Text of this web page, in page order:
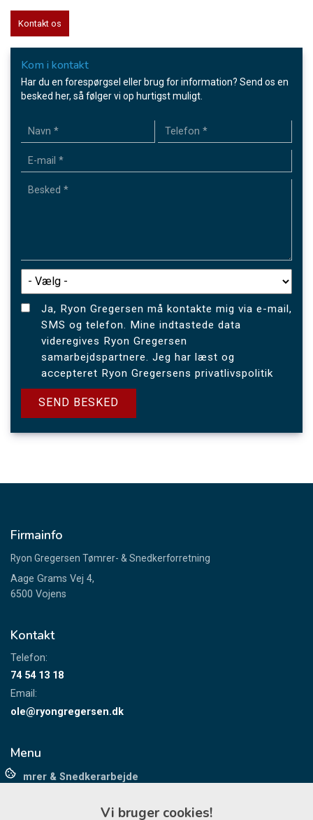
Kontakt os
Kom i kontakt
Har du en forespørgsel eller brug for information? Send os en
besked her, så følger vi op hurtigst muligt.
Ja, Ryon Gregersen må kontakte mig via e-mail,
SMS og telefon. Mine indtastede data
videregives Ryon Gregersen
samarbejdspartnere. Jeg har læst og
accepteret Ryon Gregersens privatlivspolitik
Firmainfo
Ryon Gregersen Tømrer- & Snedkerforretning
Aage Grams Vej 4,
6500 Vojens
Kontakt
Telefon:
74 54 13 18
Email:
ole@ryongregersen.dk
Menu
Tømrer & Snedkerarbejde
Energioptimering af bygninger
Vi bruger cookies!